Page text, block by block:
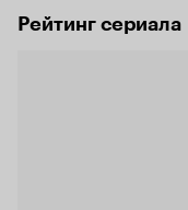
Рейтинг сериала